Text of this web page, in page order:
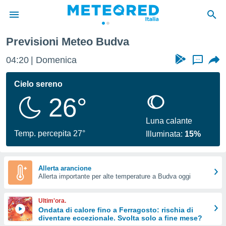
di
per
le
di
Web
le
Previsioni Meteo Budva
04:20 Domenica ...
Cielo sereno
26°
Temp. percepita 27°
Luna calante
Illuminata: 15%
Allerta arancione
Allerta importante per alte temperature a Budva oggi
Ultim'ora.
Ondata di calore fino a Ferragosto: rischia di
diventare eccezionale. Svolta solo a fine mese?